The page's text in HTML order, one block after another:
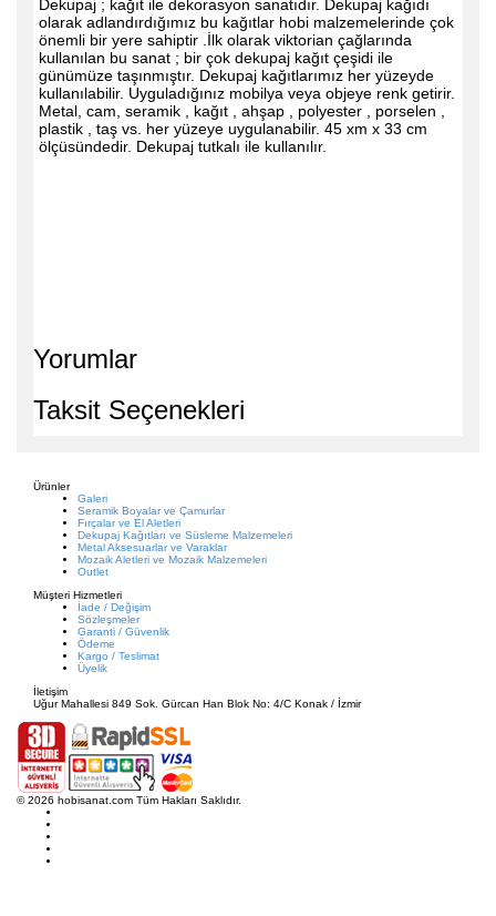
Dekupaj ; kağıt ile dekorasyon sanatıdır. Dekupaj kağıdı
olarak adlandırdığımız bu kağıtlar hobi malzemelerinde çok
önemli bir yere sahiptir .İlk olarak viktorian çağlarında
kullanılan bu sanat ; bir çok dekupaj kağıt çeşidi ile
günümüze taşınmıştır. Dekupaj kağıtlarımız her yüzeyde
kullanılabilir. Uyguladığınız mobilya veya objeye renk getirir.
Metal, cam, seramik , kağıt , ahşap , polyester , porselen ,
plastik , taş vs. her yüzeye uygulanabilir. 45 xm x 33 cm
ölçüsündedir. Dekupaj tutkalı ile kullanılır.
Yorumlar
Taksit Seçenekleri
Ürünler
Galeri
Seramik Boyalar ve Çamurlar
Fırçalar ve El Aletleri
Dekupaj Kağıtları ve Süsleme Malzemeleri
Metal Aksesuarlar ve Varaklar
Mozaik Aletleri ve Mozaik Malzemeleri
Outlet
Müşteri Hizmetleri
İade / Değişim
Sözleşmeler
Garanti / Güvenlik
Ödeme
Kargo / Teslimat
Üyelik
İletişim
Uğur Mahallesi 849 Sok. Gürcan Han Blok No: 4/C Konak / İzmir
© 2026 hobisanat.com Tüm Hakları Saklıdır.